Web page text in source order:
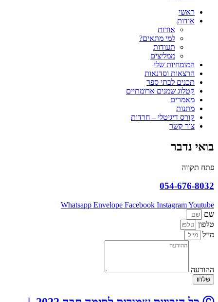
ראשי
אודות
אודות
למי מתאים?
תעודות
ממליצים
המומחיות שלי
הרצאות וסדנאות
תכנים לבתי ספר
קטלוג שמנים ארומתיים
מאמרים
מתנות
קורס דיגיטלי – חרדות
צור קשר
בואי נדבר
פתח תקווה
054-676-8032
Whatsapp Envelope Facebook InstagramYoutube
שם
טלפון
מייל
ההודעה
שלחו